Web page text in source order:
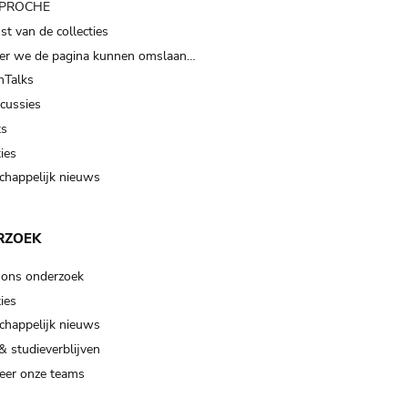
van de collecties
we de pagina kunnen omslaan…
nieuws
onderzoek
nieuws
studieverblijven
onze teams